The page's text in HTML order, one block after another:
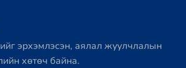
эрхэмлэсэн, аялал жуулчлалын
хөтөч байна.